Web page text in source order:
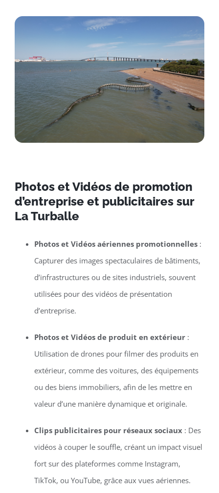
Photos et Vidéos de promotion
d’entreprise et publicitaires sur
La Turballe
Photos et Vidéos aériennes promotionnelles:
Capturer des images spectaculaires de bâtiments,
d’infrastructures ou de sites industriels, souvent
utilisées pour des vidéos de présentation
d’entreprise.
Photos et Vidéos de produit en extérieur:
Utilisation de drones pour filmer des produits en
extérieur, comme des voitures, des équipements
ou des biens immobiliers, afin de les mettre en
valeur d’une manière dynamique et originale.
Clips publicitaires pour réseaux sociaux: Des
vidéos à couper le souffle, créant un impact visuel
fort sur des plateformes comme Instagram,
TikTok, ou YouTube, grâce aux vues aériennes.